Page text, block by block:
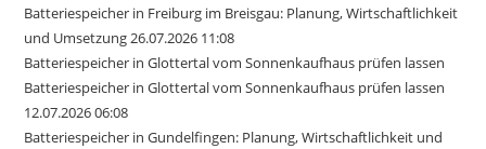
Batteriespeicher in Freiburg im Breisgau: Planung, Wirtschaftlichkeit
und Umsetzung 26.07.2026 11:08
Batteriespeicher in Glottertal vom Sonnenkaufhaus prüfen lassen
Batteriespeicher in Glottertal vom Sonnenkaufhaus prüfen lassen
12.07.2026 06:08
Batteriespeicher in Gundelfingen: Planung, Wirtschaftlichkeit und